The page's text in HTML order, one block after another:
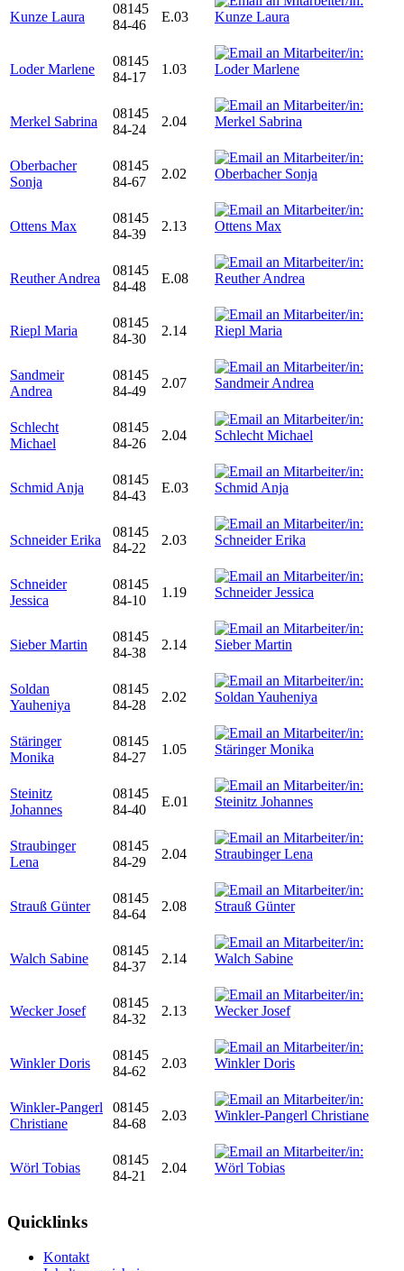
Kunze Laura
08145
84-46
E.03
Loder Marlene
08145
84-17
1.03
Merkel Sabrina
08145
84-24
2.04
Oberbacher
Sonja
08145
84-67
2.02
Ottens Max
08145
84-39
2.13
Reuther Andrea
08145
84-48
E.08
Riepl Maria
08145
84-30
2.14
Sandmeir
Andrea
08145
84-49
2.07
Schlecht
Michael
08145
84-26
2.04
Schmid Anja
08145
84-43
E.03
Schneider Erika
08145
84-22
2.03
Schneider
Jessica
08145
84-10
1.19
Sieber Martin
08145
84-38
2.14
Soldan
Yauheniya
08145
84-28
2.02
Stäringer
Monika
08145
84-27
1.05
Steinitz
Johannes
08145
84-40
E.01
Straubinger
Lena
08145
84-29
2.04
Strauß Günter
08145
84-64
2.08
Walch Sabine
08145
84-37
2.14
Wecker Josef
08145
84-32
2.13
Winkler Doris
08145
84-62
2.03
Winkler-Pangerl
Christiane
08145
84-68
2.03
Wörl Tobias
08145
84-21
2.04
Quicklinks
Kontakt